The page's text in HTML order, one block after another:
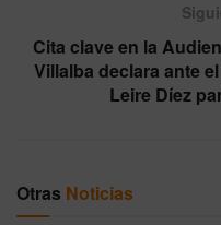
Cita clave en la
Villalba declara ante
Leire Díez
Otras Noticias